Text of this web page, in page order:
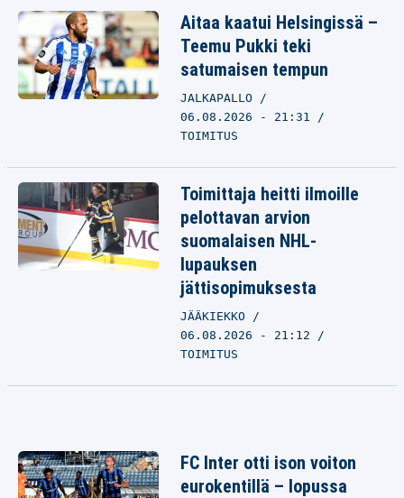
Aitaa kaatui Helsingissä –
Teemu Pukki teki
satumaisen tempun
JALKAPALLO
06.08.2026 - 21:31
TOIMITUS
Toimittaja heitti ilmoille
pelottavan arvion
suomalaisen NHL-
lupauksen
jättisopimuksesta
JÄÄKIEKKO
06.08.2026 - 21:12
TOIMITUS
FC Inter otti ison voiton
eurokentillä – lopussa